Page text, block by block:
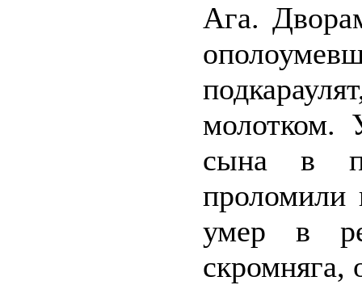
Ага.
молотком.
сына в
проломили
умер в
скромняга,